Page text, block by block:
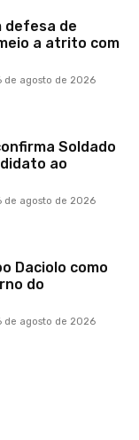
defesa de
a atrito com
de agosto de 2026
Soldado
ao
de agosto de 2026
Daciolo como
do
de agosto de 2026